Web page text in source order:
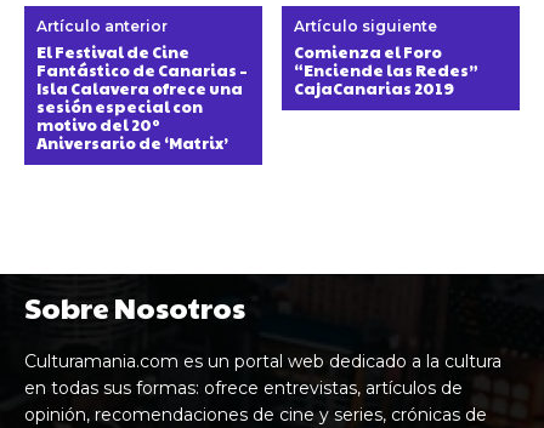
Artículo anterior
El Festival de Cine
Fantástico de Canarias –
Isla Calavera ofrece una
sesión especial con
motivo del 20º
Aniversario de ‘Matrix’
Artículo siguiente
Comienza el Foro
“Enciende las Redes”
CajaCanarias 2019
Sobre Nosotros
Culturamania.com es un portal web dedicado a la cultura
en todas sus formas: ofrece entrevistas, artículos de
opinión, recomendaciones de cine y series, crónicas de